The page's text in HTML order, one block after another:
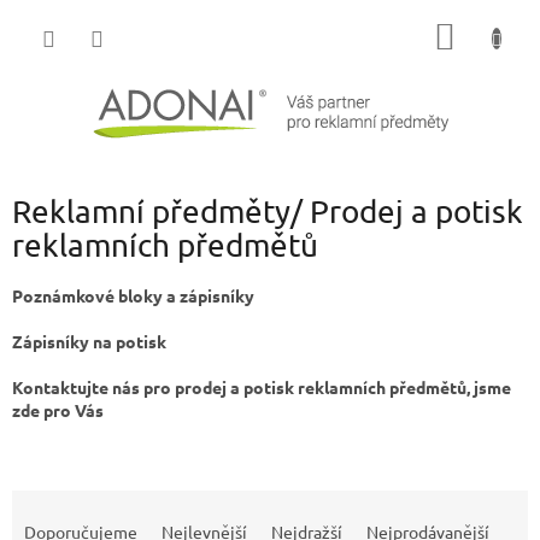
Reklamní předměty/ Prodej a potisk
reklamních předmětů
Poznámkové bloky a zápisníky
Zápisníky na potisk
Kontaktujte nás pro prodej a potisk reklamních předmětů, jsme
zde pro Vás
Doporučujeme Nejlevnější Nejdražší Nejprodávanější